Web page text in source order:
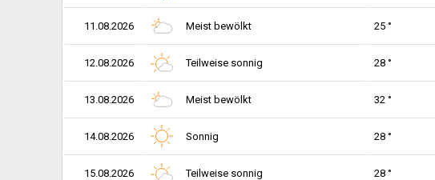
11.08.2026 Meist bewölkt 25 °
12.08.2026 Teilweise sonnig 28 °
13.08.2026 Meist bewölkt 32 °
14.08.2026 Sonnig 28 °
15.08.2026 Teilweise sonnig 28 °